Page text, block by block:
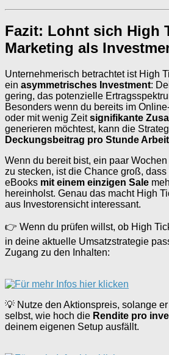
Fazit: Lohnt sich High
Marketing als
Unternehmerisch betrachtet ist High
ein asymmetrisches Investment:
gering, das potenzielle
Besonders wenn du bereits im
oder mit wenig Zeitsignifikante
generieren möchtest, kann die
Deckungsbeitrag pro Stunde Arbeit
Wenn du bereit bist, ein paar
zu stecken, ist die Chance groß,
eBooks mit einem einzigen Sale
hereinholst. Genau das macht High
aus Investorensicht interessant.
👉 Wenn du prüfen willst, ob High
in deine aktuelle Umsatzstrategie
Zugang zu den Inhalten:
💡 Nutze den Aktionspreis, solange
selbst, wie hoch die Rendite pro
deinem eigenen Setup ausfällt.